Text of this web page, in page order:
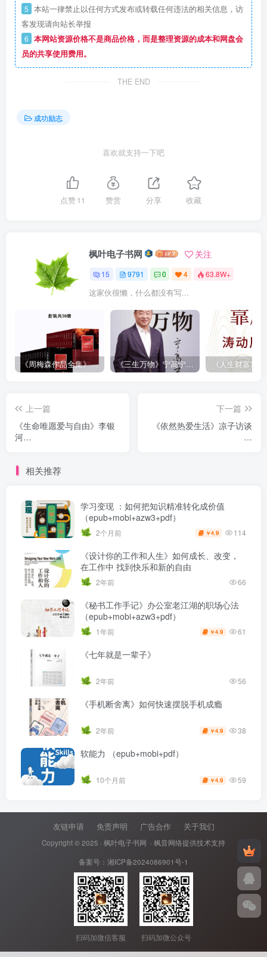
5 本站一律禁止以任何方式发布或转载任何违法的相关信息，访
客发现请向站长举报
6 本网站资源价格不是商品价格，而是整理资源的成本和网盘会
员的共享使用费用。
THE END
成功励志
喜欢就支持一下吧
点赞11 赞赏 分享 收藏
枫叶电子书网 关注
15 9791 0 4 63.8W+
这家伙很懒，什么都没有写...
《周梅森作品全集》[共30册] 《三生万物》宁高宁（epub+mobi+azw3+pdf）
上一篇
《生命唯愿爱与自由》李银
河
下一篇
《依然热爱生活》凉子访谈
录
相关推荐
学习变现 ：如何把知识精准转化成价值
（epub+mobi+azw3+pdf）
2个月前 ￥4.9 114
《设计你的工作和人生》如何成长、改变，
在工作中 找到快乐和新的自由
2年前 66
《秘书工作手记》办公室老江湖的职场心法
（epub+mobi+azw3+pdf）
1年前 ￥4.9 61
《七年就是一辈子》
2年前 56
《手机断舍离》如何快速摆脱手机成瘾
2年前 ￥4.9 38
软能力 （epub+mobi+pdf）
10个月前 ￥4.9 59
友链申请 免责声明 广告合作 关于我们
Copyright © 2025 · 枫叶电子书网 · 枫音网络提供技术支持
备案号： 湘ICP备2024086901号-1
扫码加微信客服 扫码加微公众号